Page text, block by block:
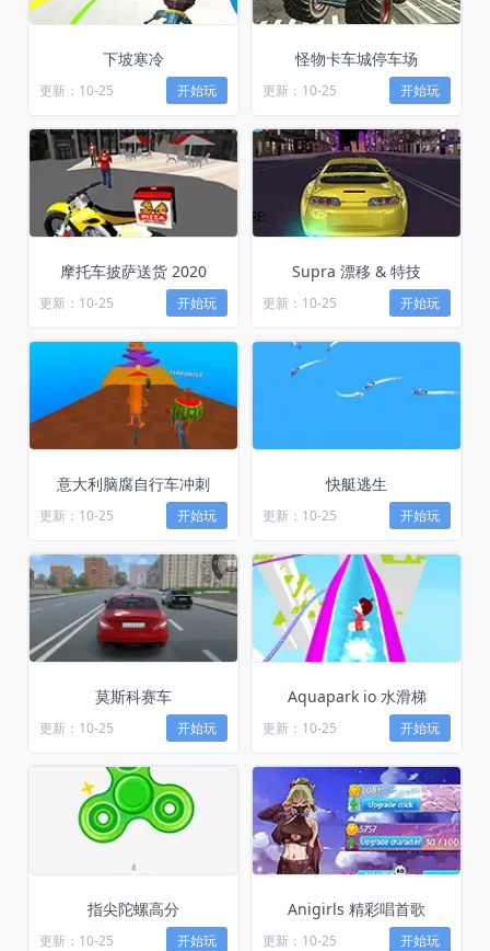
下坡寒冷
更新：10-25 开始玩
怪物卡车城停车场
更新：10-25 开始玩
摩托车披萨送货 2020
更新：10-25 开始玩
Supra 漂移 & 特技
更新：10-25 开始玩
意大利脑腐自行车冲刺
更新：10-25 开始玩
快艇逃生
更新：10-25 开始玩
莫斯科赛车
更新：10-25 开始玩
Aquapark io 水滑梯
更新：10-25 开始玩
指尖陀螺高分
更新：10-25 开始玩
Anigirls 精彩唱首歌
更新：10-25 开始玩